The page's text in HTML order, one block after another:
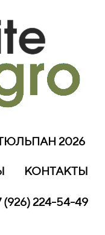
2026
КОНТАКТЫ
(926) 224-54-49